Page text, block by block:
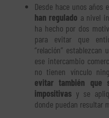
Desde hace unos años
han regulado a nivel
ha hecho por dos
para evitar que
“relación” establezcan
ese intercambio
no tienen vínculo
evitar también que
impositivas y se
donde puedan resultar